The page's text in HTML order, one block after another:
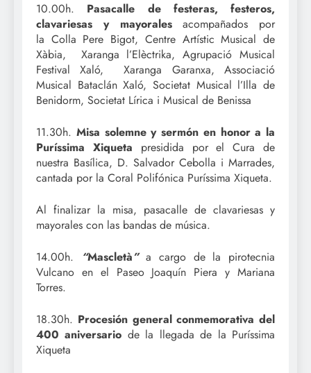
10.00h. Pasacalle de festeras, festeros,
clavariesas y mayoralesacompañados por
la Colla Pere Bigot, Centre Artístic Musical de
Xàbia, Xaranga l’Elèctrika, Agrupació Musical
Festival Xaló, Xaranga Garanxa, Associació
Musical Bataclán Xaló, Societat Musical l’Illa de
Benidorm, Societat Lírica i Musical de Benissa
11.30h. Misa solemne y sermón en honor a la
Puríssima Xiqueta presidida por el Cura de
nuestra Basílica, D. Salvador Cebolla i Marrades,
cantada por la Coral Polifónica Puríssima Xiqueta.
Al finalizar la misa, pasacalle de clavariesas y
mayorales con las bandas de música.
14.00h.
“Mascletà”a cargo de la pirotecnia
Vulcano en el Paseo Joaquín Piera y Mariana
Torres.
18.30h. Procesión general conmemorativa del
400 aniversario de la llegada de la Puríssima
Xiqueta